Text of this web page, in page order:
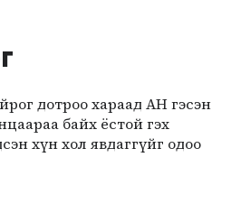
дотроо хараад АН гэсэн
байх ёстой гэх
хүн хол явдаггүйг одоо